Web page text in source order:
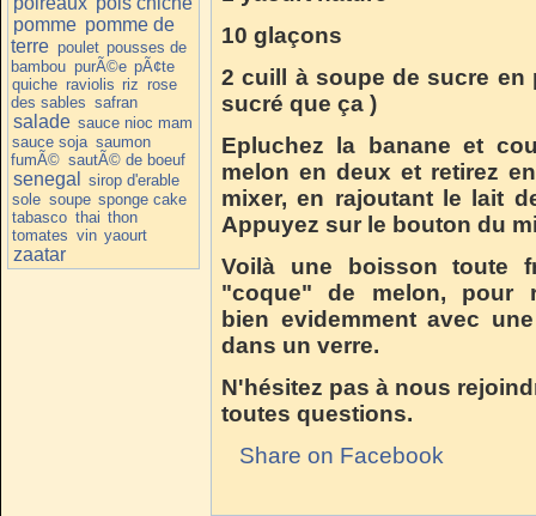
pomme pomme de
terre poulet pousses de
bambou purÃ©e pÃ¢te
quiche raviolis riz rose
des sables safran
salade sauce nioc mam
sauce soja saumon
fumÃ© sautÃ© de boeuf
senegal
sirop d'erable
sole soupe sponge cake
tabasco thai thon
tomates vin yaourt
zaatar
10 glaçons
2 cuill à soupe de sucre en
sucré que ça )
Epluchez la banane et
melon en deux et retirez
mixer, en rajoutant le lait
Appuyez sur le bouton du
Voilà une boisson toute
"coque" de melon, pour
bien evidemment avec
dans un verre.
N'hésitez pas à nous
toutes questions.
Share on Facebook